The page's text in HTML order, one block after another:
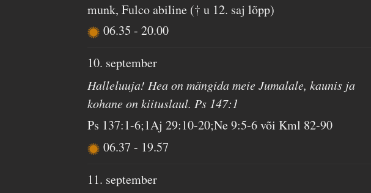
munk, Fulco abiline († u 12. saj lõpp)
06.35-20.00
10. september
Halleluuja! Hea on mängida meie Jumalale, kaunis ja
kohane on kiituslaul. Ps 147:1
Ps 137:1-6;1Aj 29:10-20;Ne 9:5-6 või Kml 82-90
06.37- 19.57
11. september